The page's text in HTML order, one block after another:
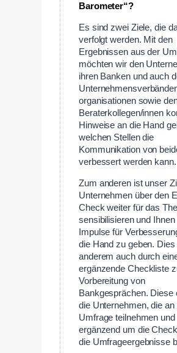
Barometer“?
Es sind zwei Ziele, die
verfolgt werden. Mit den
Ergebnissen aus der
möchten wir den
ihren Banken und auch
organisationen sowie
Beraterkollegen/innen
Hinweise an die Hand
welchen Stellen die
Kommunikation von
verbessert werden kann.
Zum anderen ist unser
Unternehmen über den
Check weiter für das
sensibilisieren und
Impulse für
die Hand zu geben. Dies
anderem auch durch
ergänzende Checkliste
Vorbereitung von
Bankgesprächen. Diese
die Unternehmen, die an
Umfrage teilnehmen und
ergänzend um die
die Umfrageergebnisse